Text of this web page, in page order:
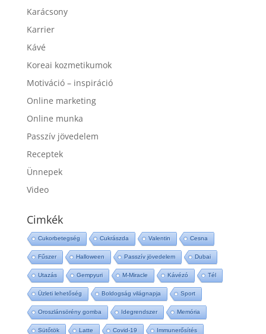
Karácsony
Karrier
Kávé
Koreai kozmetikumok
Motiváció – inspiráció
Online marketing
Online munka
Passzív jövedelem
Receptek
Ünnepek
Video
Cimkék
Cukorbetegség Cukrászda Valentin Cesna
Fűszer Halloween Passzív jövedelem Dubai
Utazás Gempyuri M-Miracle Kávézó Tél
Üzleti lehetőség Boldogság világnapja Sport
Oroszlánsörény gomba Idegrendszer Memória
Sütőtök Latte Covid-19 Immunerősítés